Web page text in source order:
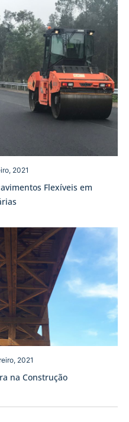
Flexíveis em
2021
na Construção
2021